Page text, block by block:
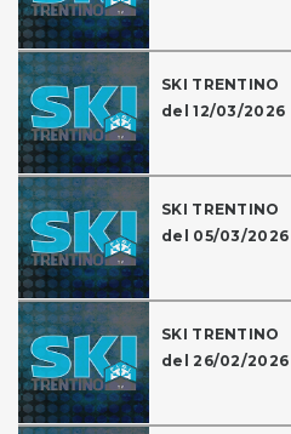
SKI TRENTINO
del 12/03/2026
SKI TRENTINO
del 05/03/2026
SKI TRENTINO
del 26/02/2026